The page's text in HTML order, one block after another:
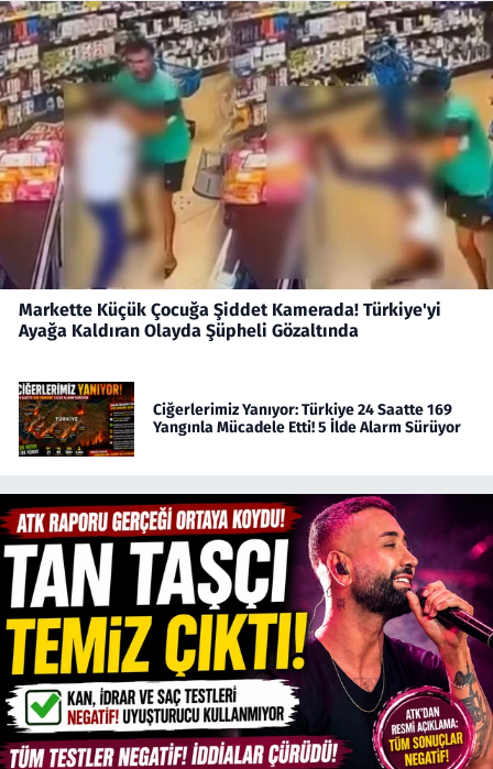
Markette Küçük Çocuğa Şiddet Kamerada! Türkiye'yi
Ayağa Kaldıran Olayda Şüpheli Gözaltında
Ciğerlerimiz Yanıyor: Türkiye 24 Saatte 169
Yangınla Mücadele Etti! 5 İlde Alarm Sürüyor